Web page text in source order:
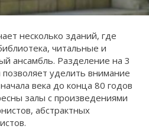
несколько зданий, где
читальные и
ансамбль. Разделение на 3
уделить внимание
века до конца 80 годов
залы с произведениями
абстрактных